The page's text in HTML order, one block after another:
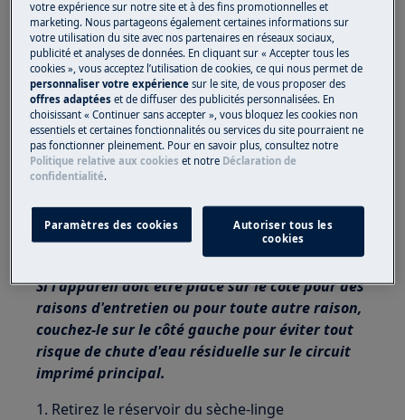
interrupteur ON/OFF.
Avant d'accéder aux composants internes,
retirez la fiche de la prise pour couper
l'alimentation électrique.
Certains composants de la partie mécanique
peuvent provoquer des blessures, portez donc
une protection appropriée et procédez avec
Videz toujours l'appareil de toute l'eau avant
Si l'appareil doit être placé sur le côté pour des
raisons d'entretien ou pour toute autre raison,
couchez-le sur le côté gauche pour éviter tout
risque de chute d'eau résiduelle sur le circuit
imprimé principal.
1. Retirez le réservoir du sèche-linge
votre expérience sur notre site et à des fins promotionnelles et
marketing. Nous partageons également certaines informations sur
votre utilisation du site avec nos partenaires en réseaux sociaux,
publicité et analyses de données. En cliquant sur « Accepter tous les
cookies », vous acceptez l’utilisation de cookies, ce qui nous permet de
personnaliser votre expériencesur le site, de vous proposer des
offres adaptées et de diffuser des publicités personnalisées. En
choisissant « Continuer sans accepter », vous bloquez les cookies non
essentiels et certaines fonctionnalités ou services du site pourraient ne
pas fonctionner pleinement. Pour en savoir plus, consultez notre
Politique relative aux cookies et notre Déclaration de
confidentialité.
Paramètres des cookies
Autoriser tous les
cookies